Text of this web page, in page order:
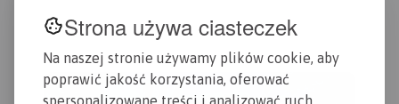
Strona używa ciasteczek
Na naszej stronie używamy plików cookie, aby
poprawić jakość korzystania, oferować
spersonalizowane treści i analizować ruch.